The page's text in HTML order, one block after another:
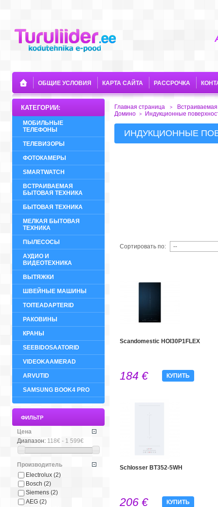
ОБЩИЕ УСЛОВИЯ КАРТА САЙТА РАССРОЧКА
КАТЕГОРИИ:
МОБИЛЬНЫЕ
ТЕЛЕФОНЫ
ТЕЛЕВИЗОРЫ
ФОТОКАМЕРЫ
SMARTWATCH
ВСТРАИВАЕМАЯ
БЫТОВАЯ ТЕХНИКА
БЫТОВАЯ ТЕХНИКА
МЕЛКАЯ БЫТОВАЯ
ТЕХНИКА
ПЫЛЕСОСЫ
АУДИО И
ВИДЕОТЕХНИКА
ВЫТЯЖКИ
ШВЕЙНЫЕ МАШИНЫ
TOITEADAPTERID
РАКОВИНЫ
КРАНЫ
SEEBIDOSAATORID
VIDEOKAAMERAD
ARVUTID
SAMSUNG BOOK4 PRO
ФИЛЬТР
Цена
Диапазон: 118€ - 1 599€
Производитель
Electrolux (2)
Bosch (2)
Siemens (2)
AEG (2)
Главная страница >
Домино
> Индукционные
ИНДУКЦИОННЫЕ
Сортировать по:
Scandomestic HOI30P1FLEX
184 € КУПИТЬ
Schlosser BT352-5WH
206 € КУПИТЬ